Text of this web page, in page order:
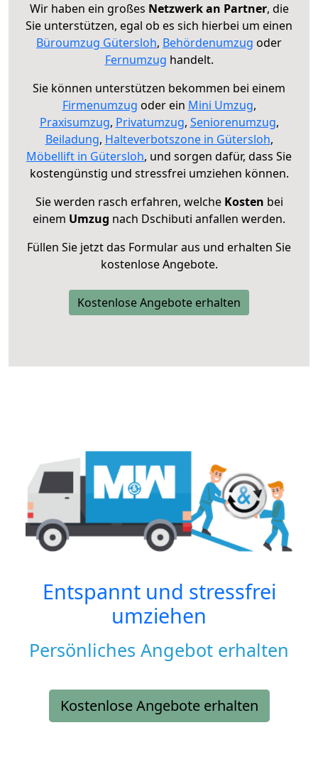
Wir haben ein großes Netzwerk an Partner, die
Sie unterstützen, egal ob es sich hierbei um einen
Büroumzug Gütersloh, Behördenumzug oder
Fernumzug handelt.
Sie können unterstützen bekommen bei einem
Firmenumzug oder ein Mini Umzug,
Praxisumzug, Privatumzug, Seniorenumzug,
Beiladung, Halteverbotszone in Gütersloh,
Möbellift in Gütersloh, und sorgen dafür, dass Sie
kostengünstig und stressfrei umziehen können.
Sie werden rasch erfahren, welche Kosten bei
einem Umzug nach Dschibuti anfallen werden.
Füllen Sie jetzt das Formular aus und erhalten Sie
kostenlose Angebote.
Kostenlose Angebote erhalten
Entspannt und stressfrei
umziehen
Persönliches Angebot erhalten
Kostenlose Angebote erhalten